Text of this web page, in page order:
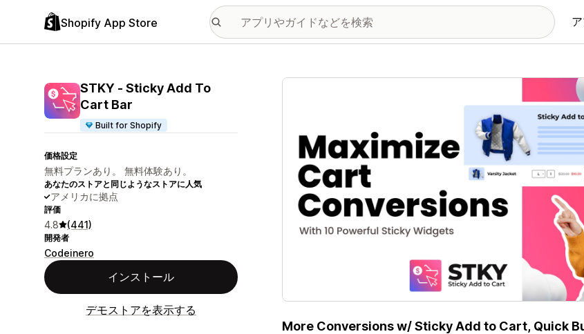
Shopify App Store
STKY ‑ Sticky Add To
Cart Bar
Built for Shopify
価格設定
無料プランあり。 無料体験あり。
あなたのストアと同じようなストアに人気
アメリカに拠点
評価
4.8 (441)
開発者
Codeinero
インストール
デモストアを表示する
特集の画像ギャラリー
More Conversions w/ Sticky Add to Cart, Quick